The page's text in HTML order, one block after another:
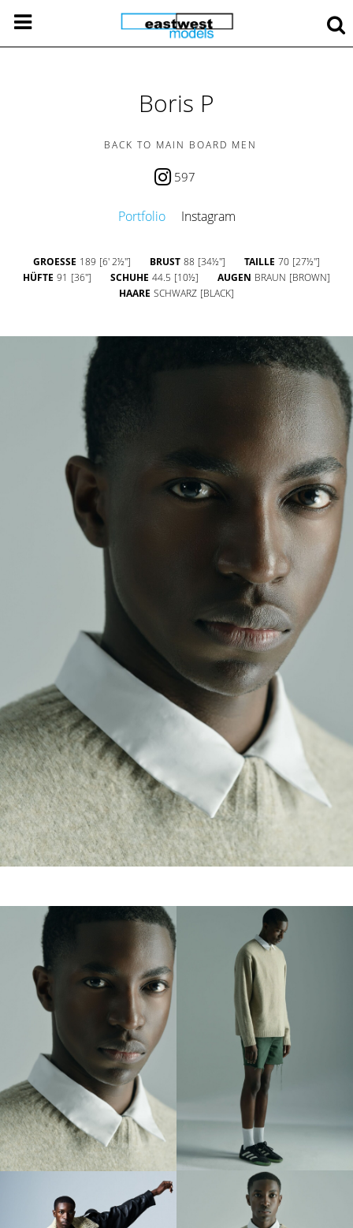
Boris P
BACK TO MAIN BOARD MEN
597
Portfolio Instagram
GROESSE 189 [6' 2½''] BRUST 88 [34½''] TAILLE 70 [27½'']
HÜFTE 91 [36''] SCHUHE 44.5 [10½] AUGEN BRAUN [BROWN]
HAARE SCHWARZ [BLACK]